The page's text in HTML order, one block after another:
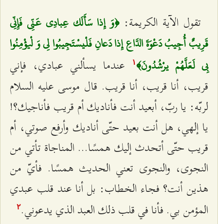
تقول الآية الكريمة:﴿وَ إِذا سَأَلَك عِبادِي عَنِّي فَإِنِّي
قَرِيبٌ أُجِيبُ دَعْوَةَ الدَّاعِ إِذا دَعانِ فَلْيسْتَجِيبُوا لِي وَ لْيؤْمِنُوا
بِي لَعَلَّهُمْ يرْشُدُونَ﴾۱
عندما يسألني عبادي، فإني
قريب، أنا قريب، أنا قريب. قال موسى عليه السلام
لربّه: يا ربّ، أبعيد أنت فأناديك أم قريب فأناجيك؟!
يا إلهي، هل أنت بعيد حتّى أناديك وأرفع صوتي، أم
قريب حتّى أتحدث إليك همسًا... المناجاة تأتي من
النجوى، والنجوى تعني الحديث همسًا. فأيّ من
هذين أنت؟ فجاء الخطاب: بل أنا عند قلب عبدي
المؤمن بي. فأنا في قلب ذلك العبد الذي يدعوني.٢